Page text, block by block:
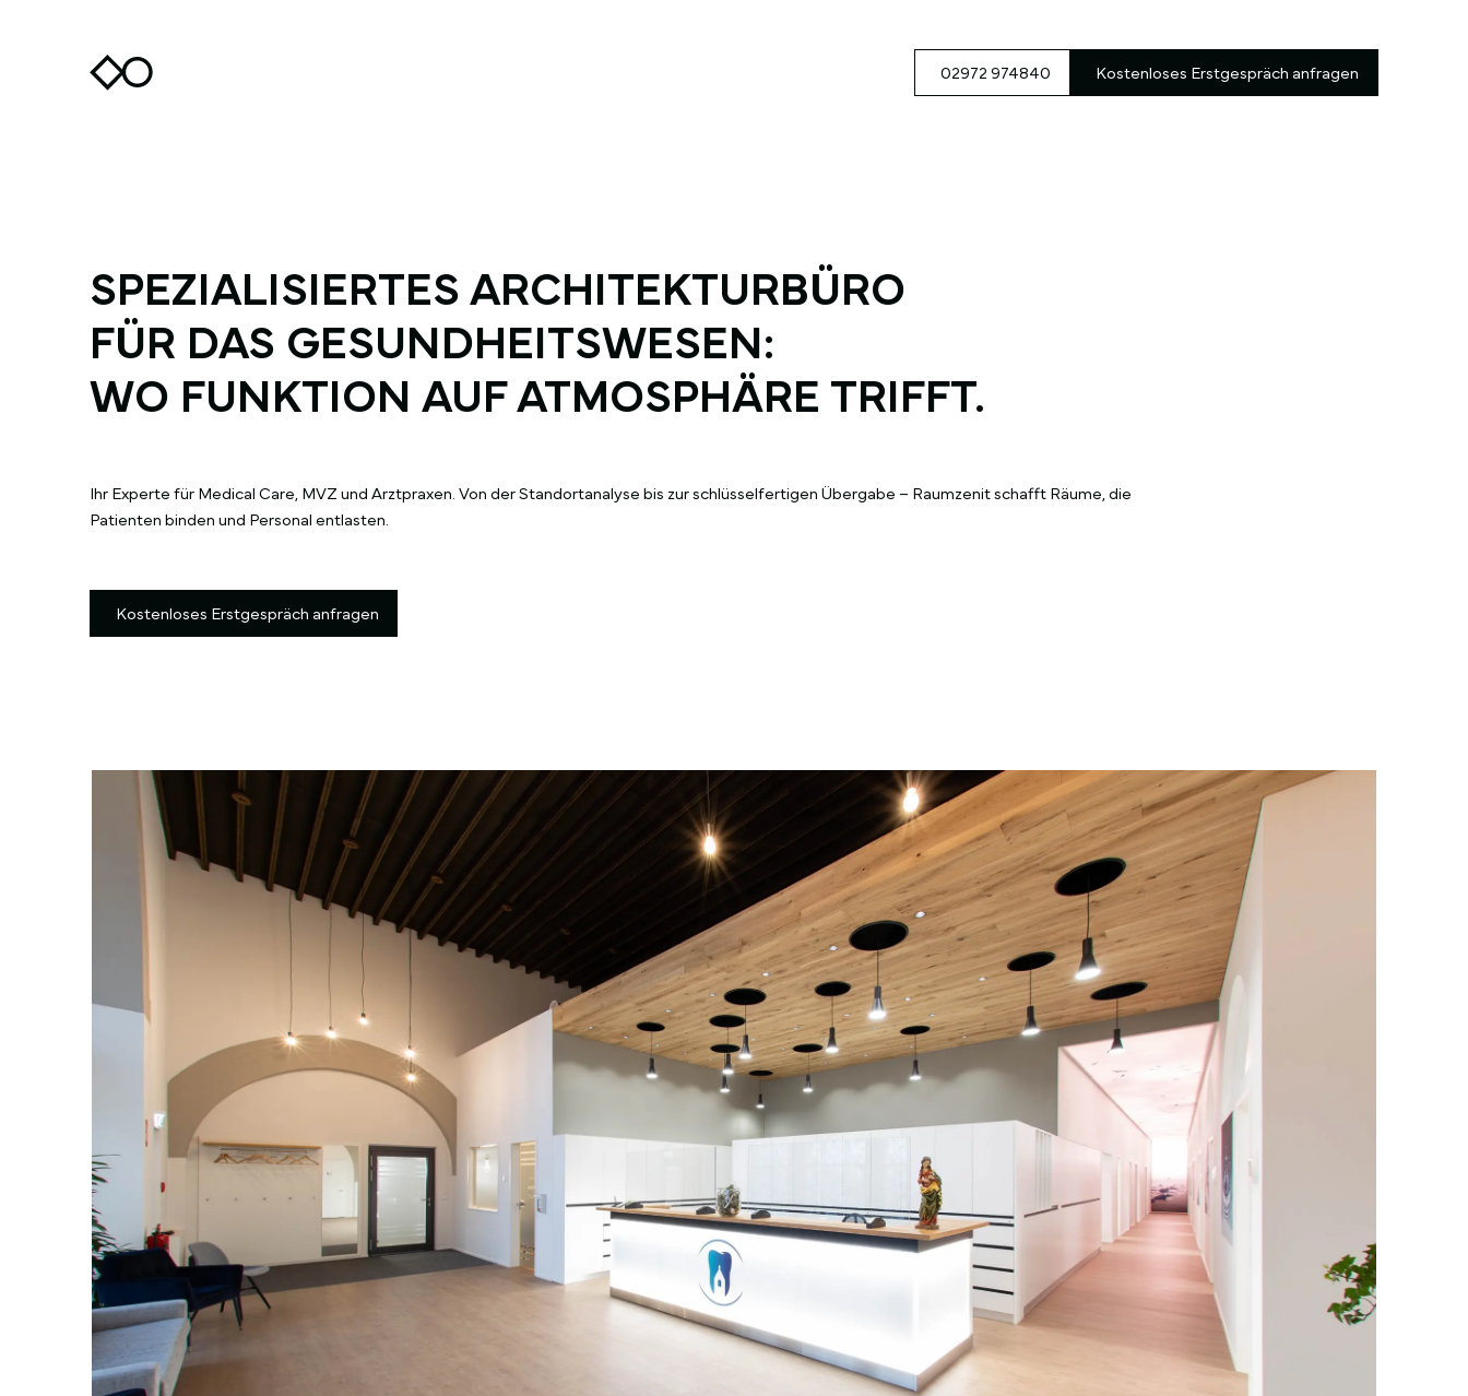
02972 974840 Kostenloses Erstgespräch anfragen
SPEZIALISIERTES ARCHITEKTURBÜRO
FÜR DAS GESUNDHEITSWESEN:
WO FUNKTION AUF ATMOSPHÄRE TRIFFT.
Ihr Experte für Medical Care, MVZ und Arztpraxen. Von der Standortanalyse bis zur schlüsselfertigen Übergabe – Raumzenit schafft Räume, die
Patienten binden und Personal entlasten.
Kostenloses Erstgespräch anfragen